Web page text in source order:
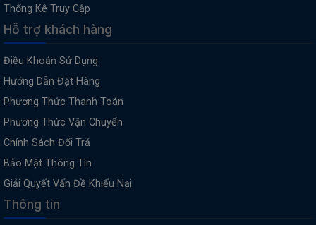
Thống Kê Truy Cập
Hỗ trợ khách hàng
Điều Khoản Sử Dụng
Hướng Dẫn Đặt Hàng
Phương Thức Thanh Toán
Phương Thức Vận Chuyển
Chính Sách Đổi Trả
Bảo Mật Thông Tin
Giải Quyết Vấn Đề Khiếu Nại
Thông tin